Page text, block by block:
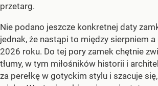
przetarg.
Nie podano jeszcze konkretnej daty
jednak, że nastąpi to między sierpniem
2026 roku. Do tej pory zamek chętnie
tłumy, w tym miłośników historii i
za perełkę w gotyckim stylu i szacuje